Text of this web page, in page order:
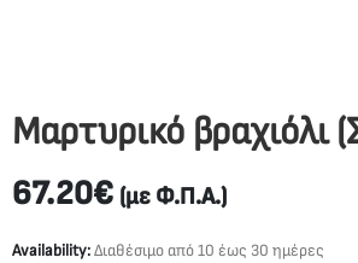
Μαρτυρικό βραχιόλι
67.20€ (με Φ.Π.Α.)
Availability:Διαθέσιμο από 10 έως 30 ημέρες